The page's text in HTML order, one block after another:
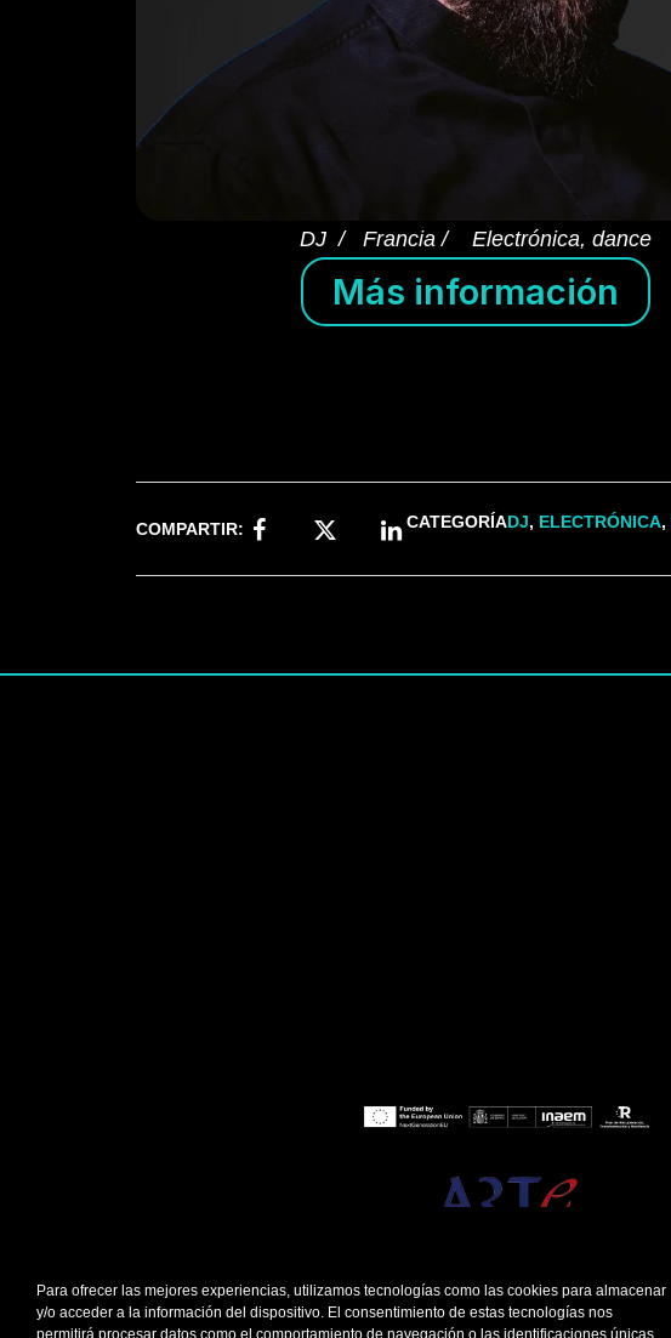
Para ofrecer las mejores experiencias, utilizamos tecnologías como las cookies para almacenar
y/o acceder a la información del dispositivo. El consentimiento de estas tecnologías nos
permitirá procesar datos como el comportamiento de navegación o las identificaciones únicas
DJ / Francia / Electrónica, dance
Más información
COMPARTIR: CATEGORÍADJ, ELECTRÓNICA,